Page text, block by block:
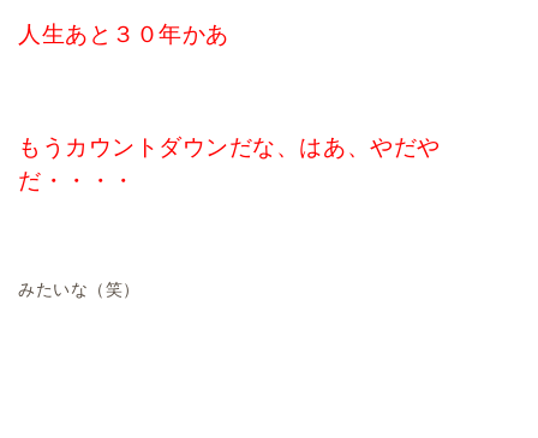
人生あと３０年かあ
もうカウントダウンだな、はあ、やだや
だ・・・・
みたいな（笑）